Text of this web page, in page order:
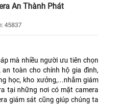
An Thành Phát
45837
mà nhiều người ưu tiên chọn
toàn cho chính hộ gia đình,
học, kho xưởng,...nhằm giám
tại những nơi có mặt camera
giám sát cũng giúp chúng ta